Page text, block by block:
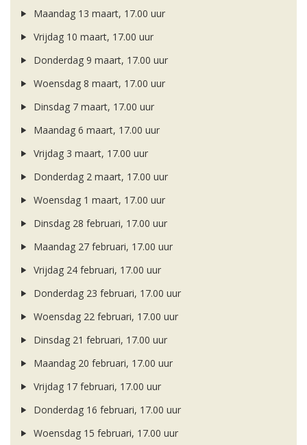
Maandag 13 maart, 17.00 uur
Vrijdag 10 maart, 17.00 uur
Donderdag 9 maart, 17.00 uur
Woensdag 8 maart, 17.00 uur
Dinsdag 7 maart, 17.00 uur
Maandag 6 maart, 17.00 uur
Vrijdag 3 maart, 17.00 uur
Donderdag 2 maart, 17.00 uur
Woensdag 1 maart, 17.00 uur
Dinsdag 28 februari, 17.00 uur
Maandag 27 februari, 17.00 uur
Vrijdag 24 februari, 17.00 uur
Donderdag 23 februari, 17.00 uur
Woensdag 22 februari, 17.00 uur
Dinsdag 21 februari, 17.00 uur
Maandag 20 februari, 17.00 uur
Vrijdag 17 februari, 17.00 uur
Donderdag 16 februari, 17.00 uur
Woensdag 15 februari, 17.00 uur